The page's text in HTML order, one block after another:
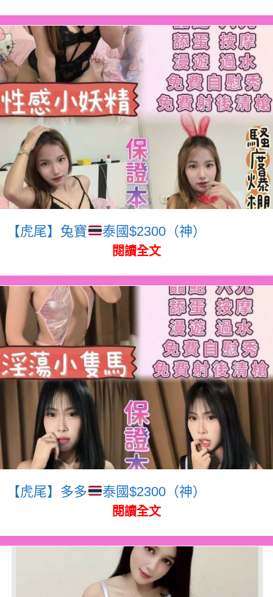
【虎尾】兔寶 泰國$2300（神）
閱讀全文
【虎尾】多多 泰國$2300（神）
閱讀全文